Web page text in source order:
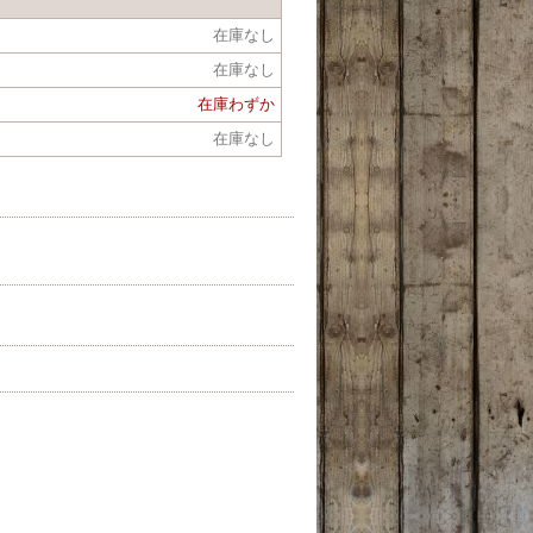
在庫なし
在庫なし
在庫わずか
在庫なし